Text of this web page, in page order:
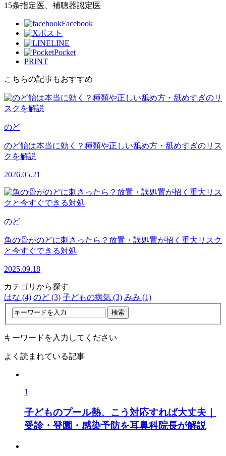
15条指定医、補聴器認定医
Facebook
ポスト
LINE
Pocket
PRINT
こちらの記事もおすすめ
のど
のど飴は本当に効く？種類や正しい舐め方・舐めすぎのリス
クを解説
2026.05.21
のど
魚の骨がのどに刺さったら？放置・誤処置が招く重大リスク
と今すぐできる対処
2025.09.18
カテゴリから探す
はな (4) のど (3) 子どもの病気 (3) みみ (1)
キーワードを入力してください
よく読まれている記事
1
子どものプール熱、こう対応すれば大丈夫｜
受診・登園・感染予防を耳鼻科院長が解説